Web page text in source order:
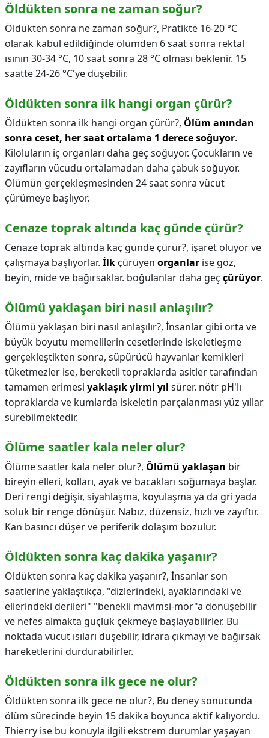
Öldükten sonra ne zaman soğur?
Öldükten sonra ne zaman soğur?, Pratikte 16-20 °C
olarak kabul edildiğinde ölümden 6 saat sonra rektal
ısının 30-34 °C, 10 saat sonra 28 °C olması beklenir. 15
saatte 24-26 °C'ye düşebilir.
Öldükten sonra ilk hangi organ çürür?
Öldükten sonra ilk hangi organ çürür?, Ölüm anından
sonra ceset, her saat ortalama 1 derece soğuyor.
Kiloluların iç organları daha geç soğuyor. Çocukların ve
zayıfların vücudu ortalamadan daha çabuk soğuyor.
Ölümün gerçekleşmesinden 24 saat sonra vücut
çürümeye başlıyor.
Cenaze toprak altında kaç günde çürür?
Cenaze toprak altında kaç günde çürür?, işaret oluyor ve
çalışmaya başlıyorlar. İlk çürüyen organlar ise göz,
beyin, mide ve bağırsaklar. boğulanlar daha geç çürüyor.
Ölümü yaklaşan biri nasıl anlaşılır?
Ölümü yaklaşan biri nasıl anlaşılır?, İnsanlar gibi orta ve
büyük boyutu memelilerin cesetlerinde iskeletleşme
gerçekleştikten sonra, süpürücü hayvanlar kemikleri
tüketmezler ise, bereketli topraklarda asitler tarafından
tamamen erimesi yaklaşık yirmi yıl sürer. nötr pH'lı
topraklarda ve kumlarda iskeletin parçalanması yüz yıllar
sürebilmektedir.
Ölüme saatler kala neler olur?
Ölüme saatler kala neler olur?, Ölümü yaklaşan bir
bireyin elleri, kolları, ayak ve bacakları soğumaya başlar.
Deri rengi değişir, siyahlaşma, koyulaşma ya da gri yada
soluk bir renge dönüşür. Nabız, düzensiz, hızlı ve zayıftır.
Kan basıncı düşer ve periferik dolaşım bozulur.
Öldükten sonra kaç dakika yaşanır?
Öldükten sonra kaç dakika yaşanır?, İnsanlar son
saatlerine yaklaştıkça, "dizlerindeki, ayaklarındaki ve
ellerindeki derileri" "benekli mavimsi-mor"a dönüşebilir
ve nefes almakta güçlük çekmeye başlayabilirler. Bu
noktada vücut ısıları düşebilir, idrara çıkmayı ve bağırsak
hareketlerini durdurabilirler.
Öldükten sonra ilk gece ne olur?
Öldükten sonra ilk gece ne olur?, Bu deney sonucunda
ölüm sürecinde beyin 15 dakika boyunca aktif kalıyordu.
Thierry ise bu konuyla ilgili ekstrem durumlar yaşayan